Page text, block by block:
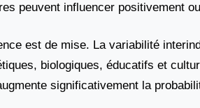
peuvent influencer positivement
est de mise. La variabilité
biologiques, éducatifs et
significativement la